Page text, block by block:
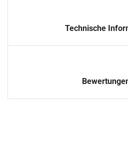
Technische